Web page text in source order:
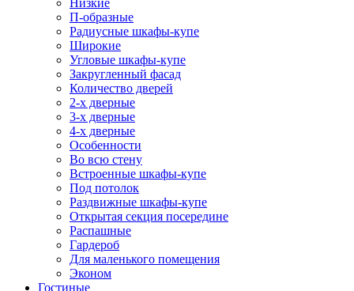
Низкие
П-образные
Радиусные шкафы-купе
Широкие
Угловые шкафы-купе
Закругленный фасад
Количество дверей
2-х дверные
3-х дверные
4-х дверные
Особенности
Во всю стену
Встроенные шкафы-купе
Под потолок
Раздвижные шкафы-купе
Открытая секция посередине
Распашные
Гардероб
Для маленького помещения
Эконом
Гостиные